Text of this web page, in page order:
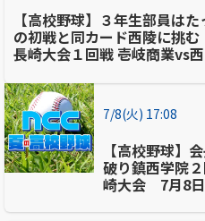
【高校野球】３年生部員は
の初戦と同カード西陵に挑
長崎大会１回戦 壱岐商業vs
7/8(火) 17:08
【高校野球】
破り鎮西学院
崎大会 7月8日